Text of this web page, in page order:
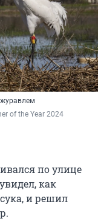
of the Year 2024
по улице
как
и решил